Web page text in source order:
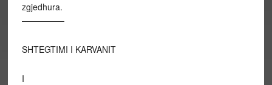
zgjedhura.
—————
SHTEGTIMI I KARVANIT
I